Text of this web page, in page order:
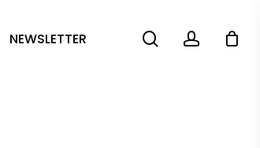
NEWSLETTER searchaccount